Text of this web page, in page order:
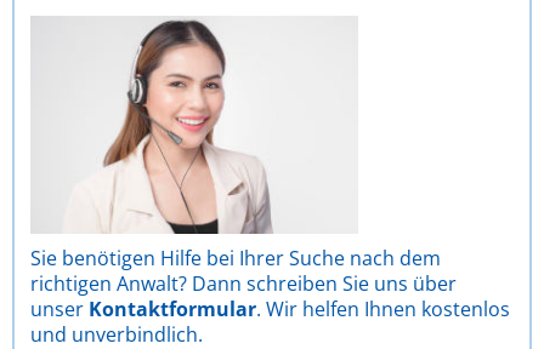
Sie benötigen Hilfe bei Ihrer Suche nach dem
richtigen Anwalt? Dann schreiben Sie uns über
unser Kontaktformular. Wir helfen Ihnen kostenlos
und unverbindlich.